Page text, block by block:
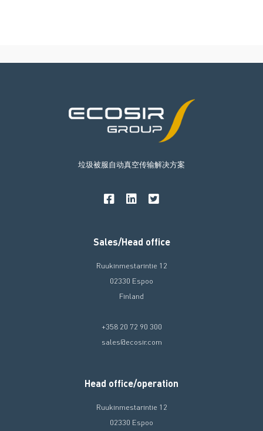
垃圾被服自动真空传输解决方案
Sales/Head office
Ruukinmestarintie 12
02330 Espoo
Finland
+358 20 72 90 300
sales@ecosir.com
Head office/operation
Ruukinmestarintie 12
02330 Espoo